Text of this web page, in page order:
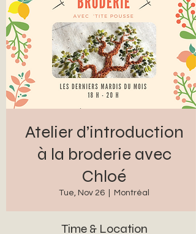
Atelier d’introduction
à la broderie avec
Chloé
Tue, Nov 26 Montréal
Time & Location